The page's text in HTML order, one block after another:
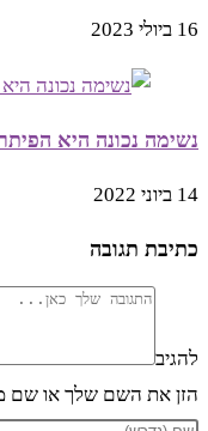
16 ביולי 2023
נשימה נכונה היא
14 ביוני 2022
כתיבת תגובה
להגיב
הזן את השם שלך או שם